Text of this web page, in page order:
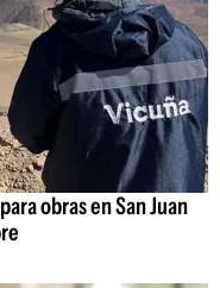
obras en San Juan